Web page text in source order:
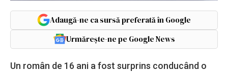
Adaugă-ne ca sursă preferată în Google
Urmărește-ne pe Google News
Un român de 16 ani a fost surprins conducând o